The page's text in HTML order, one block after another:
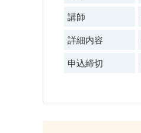
講師
詳細内容
申込締切